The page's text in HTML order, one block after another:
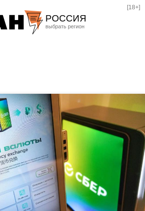
РОССИЯ
Оренбург
[18+]